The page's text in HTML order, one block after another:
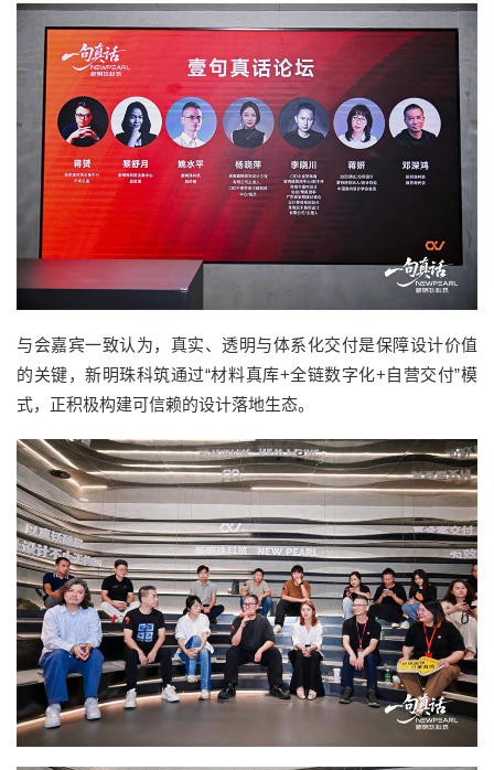
与会嘉宾一致认为，真实、透明与体系化交付是保障设计价值
的关键，新明珠科筑通过“材料真库+全链数字化+自营交付”模
式，正积极构建可信赖的设计落地生态。